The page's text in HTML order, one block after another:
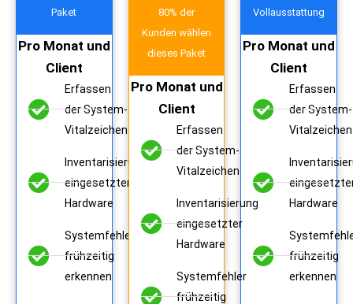
Paket
Pro Monat und
Client
Erfassen
der System-
Vitalzeichen
Inventarisierung
eingesetzter
Hardware
Systemfehler
frühzeitig
erkennen
80% der
Kunden wählen
dieses Paket
Pro Monat und
Client
Erfassen
der System-
Vitalzeichen
Inventarisierung
eingesetzter
Hardware
Systemfehler
frühzeitig
Vollausstattung
Pro Monat und
Client
Erfassen
der System-
Vitalzeichen
Hardware
frühzeitig
erkennen